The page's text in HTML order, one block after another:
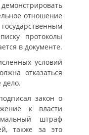
отношение
протоколы
в документе.
условий
отказаться
дело.
закон о
к власти
штраф
также за это